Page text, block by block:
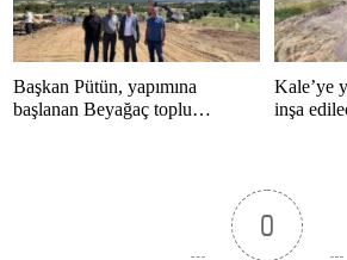
Başkan Pütün, yapımına
başlanan Beyağaç toplu
Kale’ye
inşa
0